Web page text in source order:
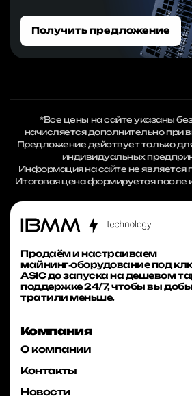
Получить предложение
*Все цены на сайте указаны
начисляется дополнительно при
Предложение действует только
индивидуальных
Информация на сайте не является
Итоговая цена формируется после
Продаём и настраиваем
майнинг‑оборудование под
ASIC до запуска на дешевом
поддержке 24/7, чтобы вы
тратили меньше.
Компания
О компании
Контакты
Новости